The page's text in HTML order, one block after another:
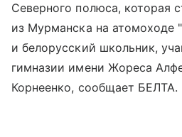
Северного полюса, которая
из Мурманска на атомоходе
и белорусский школьник,
гимназии имени Жореса
Корнеенко, сообщает БЕЛТА.